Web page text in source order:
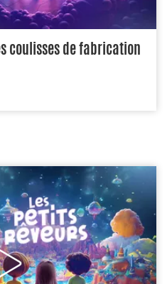
coulisses de fabrication